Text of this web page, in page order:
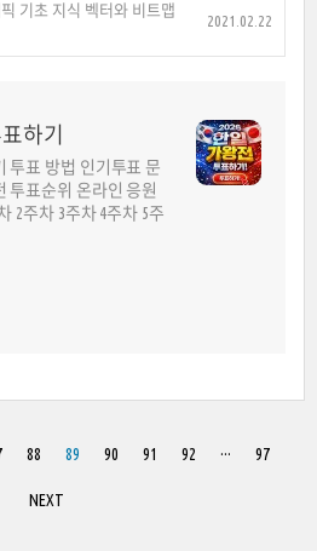
기초 지식 벡터와 비트맵
2021.02.22
하기
투표 방법 인기투표 문
투표순위 온라인 응원
2주차 3주차 4주차 5주
88 89 90 91 92 ··· 97
NEXT